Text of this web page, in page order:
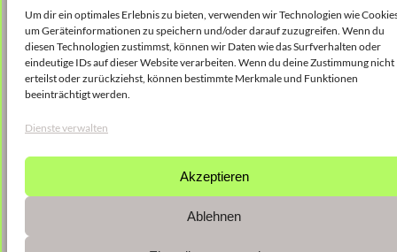
Um dir ein optimales Erlebnis zu bieten, verwenden wir Technologien wie
um Geräteinformationen zu speichern und/oder darauf zuzugreifen. Wenn du
diesen Technologien zustimmst, können wir Daten wie das Surfverhalten oder
eindeutige IDs auf dieser Website verarbeiten. Wenn du deine Zustimmung nicht
erteilst oder zurückziehst, können bestimmte Merkmale und Funktionen
beeinträchtigt werden.
Dienste verwalten
Akzeptieren
Ablehnen